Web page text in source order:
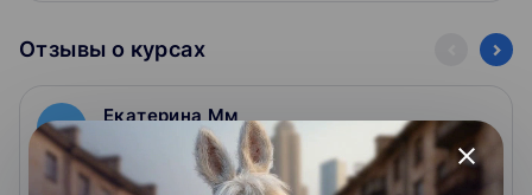
Отзывы о курсах
Е
Екатерина Мм
11.04.2023
куча технических проблем при сдаче экзамена
close